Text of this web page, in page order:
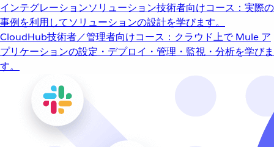
インテグレーションソリューション技術者向けコース：実際の
事例を利用してソリューションの設計を学びます。
CloudHub技術者／管理者向けコース：クラウド上で Mule ア
プリケーションの設定・デプロイ・管理・監視・分析を学びま
す。